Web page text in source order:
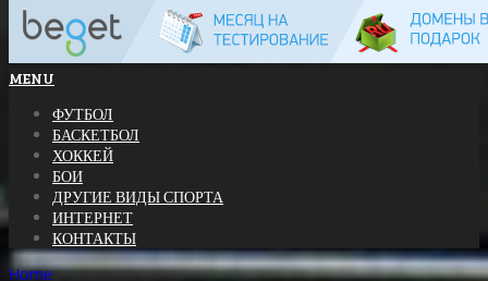
MENU
ФУТБОЛ
БАСКЕТБОЛ
ХОККЕЙ
БОИ
ДРУГИЕ ВИДЫ СПОРТА
ИНТЕРНЕТ
КОНТАКТЫ
Home